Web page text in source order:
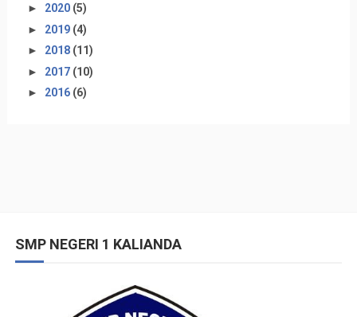
► 2020 (5)
► 2019 (4)
► 2018 (11)
► 2017 (10)
► 2016 (6)
SMP NEGERI 1 KALIANDA